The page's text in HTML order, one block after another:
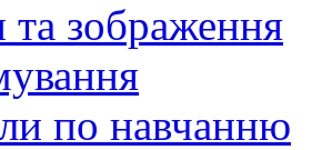
та зображення
по навчанню